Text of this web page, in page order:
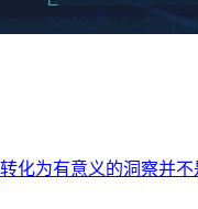
化为有意义的洞察并